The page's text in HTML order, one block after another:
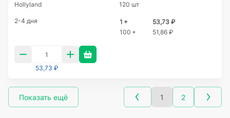
Hollyland 120 шт
2-4 дня 1 +
53,73 ₽
100 +
51,86 ₽
53,73 ₽
Показать ещё 1 2